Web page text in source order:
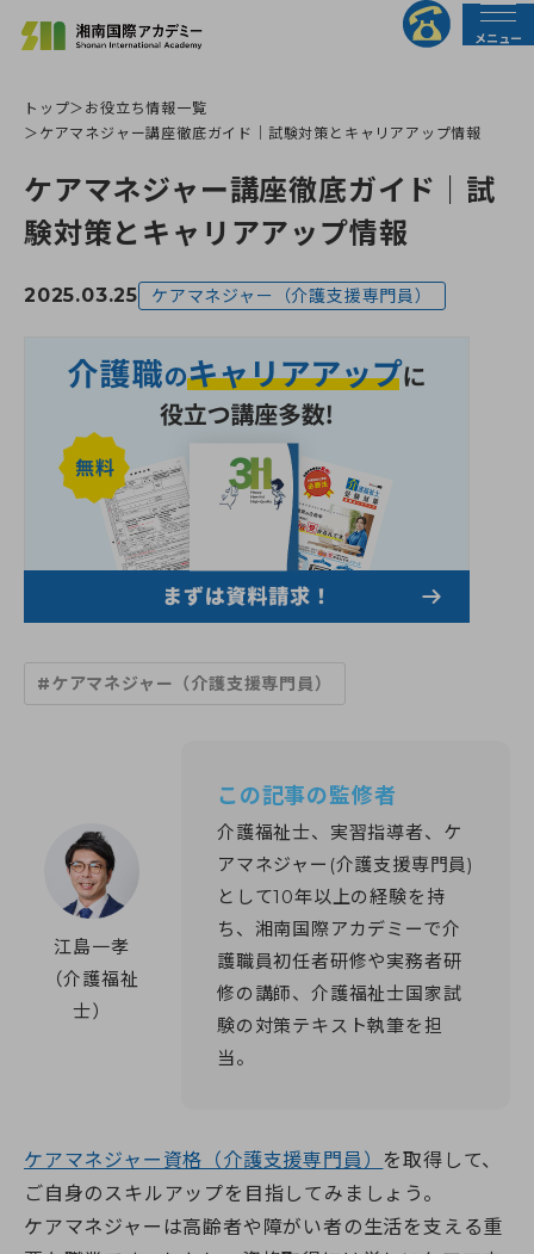
メニュー
法人の皆様へ 行政の皆様へ
トップページ
介護職員初任者研修
介護福祉士実務者研修
介護福祉士受験対策講座
すべての講座
すべての講座
介護職員初任者研修
神奈川県委託「障害福祉分野マッチング支援事業」
介護に関する入門的研修 -通学講座-
介護に関する入門的研修 -オンライン講座-
認知症介護基礎研修(神奈川県指定)
認知症介護基礎研修 (藤沢市)
認知症介護基礎研修 (相模原市)
認知症介護基礎研修 (横浜市)
認知症介護実践者研修
認知症介護実践リーダー研修
レクリエーション介護士2級講座
同行援護従業者養成研修(一般課程)
日本語オンライン学習支援のご案内
重度訪問介護従業者養成研修
福祉用具専門相談員
介護事業所向け研修
教室一覧
藤沢校
小田原校
大和校
横浜二俣川校
横浜みなとみらいサテライト校
伊勢原会場（伊勢原市社会福祉協議会主催 当校講師派遣受
託事業）
東京校【開校準備中】
山梨県
山梨校（甲府商工会議所内)
静岡県
お知らせ
お知らせ一覧
お知らせ
活動報告
初めての方へ
初めての方へトップ
湘南国際アカデミーとは?
よくある質問
修了生の声
受講生・修了生サポート
よくある質問（受講生向け）
介護職仲間づくりプロジェクト
ねんりんセミナー
日本語でゆっくり学ぶ介護技術講座
ふくしごと
介護の職場マッチングツアー
介護福祉士専用キャリア相談
ふくしごと
受かるんです
LINE登録
トップ
お役立ち情報一覧
ケアマネジャー講座徹底ガイド｜試験対策とキャリアアップ情報
ケアマネジャー講座徹底ガイド｜試
験対策とキャリアアップ情報
2025.03.25 ケアマネジャー（介護支援専門員）
#ケアマネジャー（介護支援専門員）
江島一孝
（介護福祉
士）
この記事の監修者
介護福祉士、実習指導者、ケ
アマネジャー(介護支援専門員)
として10年以上の経験を持
ち、湘南国際アカデミーで介
護職員初任者研修や実務者研
修の講師、介護福祉士国家試
験の対策テキスト執筆を担
当。
ケアマネジャー資格（介護支援専門員） を取得して、
ご自身のスキルアップを目指してみましょう。
ケアマネジャーは高齢者や障がい者の生活を支える重